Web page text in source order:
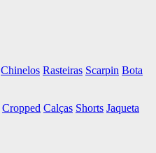
Chinelos Rasteiras Scarpin Bota
Cropped Calças Shorts Jaqueta